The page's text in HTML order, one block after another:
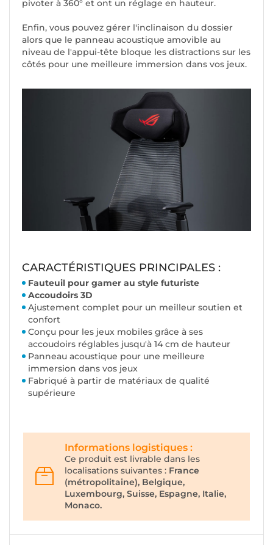
pivoter à 360° et ont un réglage en hauteur.
Enfin, vous pouvez gérer l'inclinaison du dossier
alors que le panneau acoustique amovible au
niveau de l'appui-tête bloque les distractions sur les
côtés pour une meilleure immersion dans vos jeux.
CARACTÉRISTIQUES PRINCIPALES :
Fauteuil pour gamer au style futuriste
Accoudoirs 3D
Ajustement complet pour un meilleur soutien et
confort
Conçu pour les jeux mobiles grâce à ses
accoudoirs réglables jusqu'à 14 cm de hauteur
Panneau acoustique pour une meilleure
immersion dans vos jeux
Fabriqué à partir de matériaux de qualité
supérieure
Informations logistiques :
Ce produit est livrable dans les
localisations suivantes : France
(métropolitaine), Belgique,
Luxembourg, Suisse, Espagne, Italie,
Monaco.